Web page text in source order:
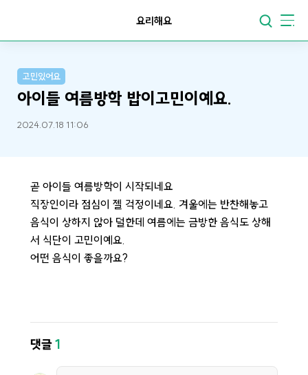
요리해요
고민있어요
아이들 여름방학 밥이고민이예요.
2024.07.18 11:06
곧 아이들 여름방학이 시작되네요
직장인이라 점심이 젤 걱정이네요. 겨울에는 반찬해놓고
음식이 상하지 않아 덜한데 여름에는 금방한 음식도 상해
서 식단이 고민이예요.
어떤 음식이 좋을까요?
댓글1